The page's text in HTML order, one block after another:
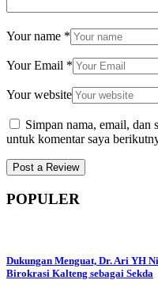
Your name *
Your Email *
Your website
Simpan nama, email, dan
untuk komentar saya
POPULER
Dukungan Menguat, Dr. Ari YH
Birokrasi Kalteng sebagai Sekda